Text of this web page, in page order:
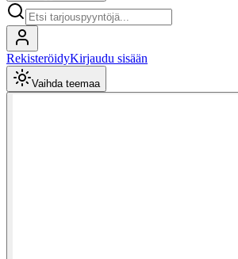
RekisteröidyKirjaudu sisään
Vaihda teemaa